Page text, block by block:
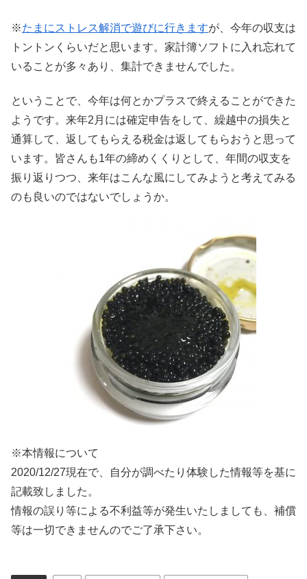
※たまにストレス解消で遊びに行きますが、今年の収支は
トントンくらいだと思います。家計簿ソフトに入れ忘れて
いることが多々あり、集計できませんでした。
ということで、今年は何とかプラスで終えることができた
ようです。来年2月には確定申告をして、繰越中の損失と
通算して、返してもらえる税金は返してもらおうと思って
います。皆さんも1年の締めくくりとして、年間の収支を
振り返りつつ、来年はこんな風にしてみようと考えてみる
のも良いのではないでしょうか。
※本情報について
2020/12/27現在で、自分が調べたり体験した情報等を基に
記載致しました。
情報の誤り等による不利益等が発生いたしましても、補償
等は一切できませんのでご了承下さい。